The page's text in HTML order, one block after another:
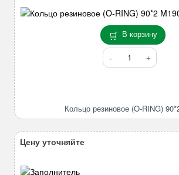
В корзину
Количество
товара
RING)
Кольцо резиновое (O-RING)
Цену уточняйте